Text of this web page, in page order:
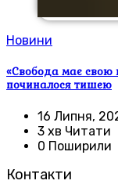
Новини
«Свобода має свою
починалося тишею
16 Липня,
3 хв Читати
0 Поширили
Контакти